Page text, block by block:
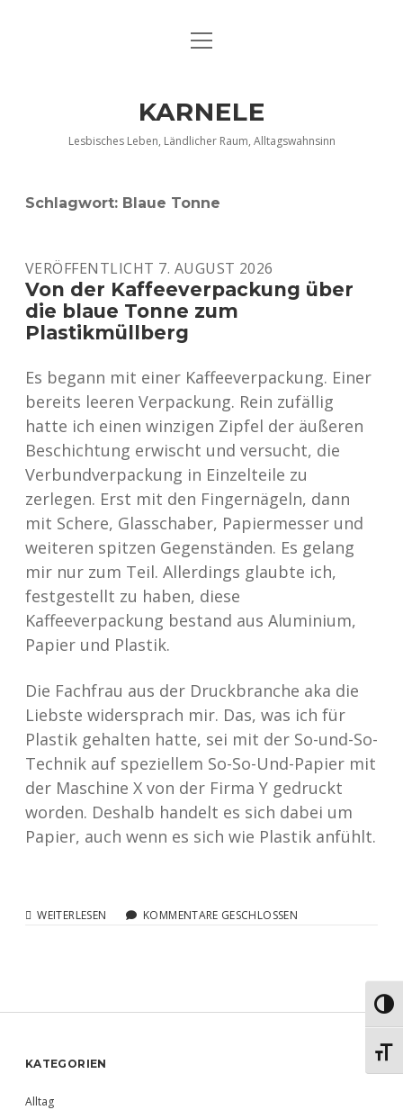
DATENSCHUTZERKLÄRUNG
Menü
KARNELE
Lesbisches Leben, Ländlicher Raum, Alltagswahnsinn
Schlagwort: Blaue Tonne
VERÖFFENTLICHT 7. AUGUST 2026
Von der Kaffeeverpackung über
die blaue Tonne zum
Plastikmüllberg
Es begann mit einer Kaffeeverpackung. Einer
bereits leeren Verpackung. Rein zufällig
hatte ich einen winzigen Zipfel der äußeren
Beschichtung erwischt und versucht, die
Verbundverpackung in Einzelteile zu
zerlegen. Erst mit den Fingernägeln, dann
mit Schere, Glasschaber, Papiermesser und
weiteren spitzen Gegenständen. Es gelang
mir nur zum Teil. Allerdings glaubte ich,
festgestellt zu haben, diese
Kaffeeverpackung bestand aus Aluminium,
Papier und Plastik.
Die Fachfrau aus der Druckbranche aka die
Liebste widersprach mir. Das, was ich für
Plastik gehalten hatte, sei mit der So-und-So-
Technik auf speziellem So-So-Und-Papier mit
der Maschine X von der Firma Y gedruckt
worden. Deshalb handelt es sich dabei um
Papier, auch wenn es sich wie Plastik anfühlt.
WEITERLESEN VON
TONNE
KOMMENTARE GESCHLOSSEN
Sidebar
KATEGORIEN
Alltag